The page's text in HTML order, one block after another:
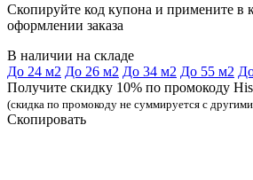
Скопируйте код купона и примените в
оформлении заказа
В наличии на складе
До 24 м2 До 26 м2 До 34 м2 До 55 м2
Получите скидку 10% по промокоду
(скидка по промокоду не суммируется с
Скопировать